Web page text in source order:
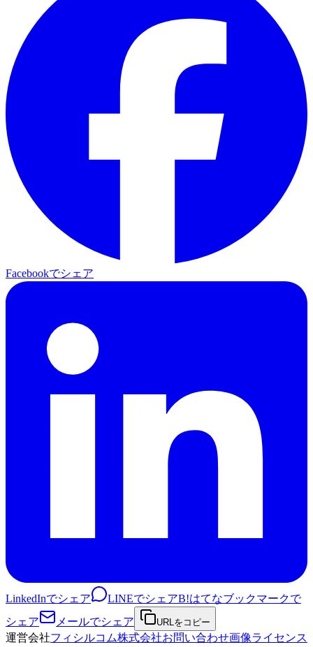
Facebookでシェア
LinkedInでシェア LINEでシェアB!はてなブックマークで
シェア
メールでシェア URLをコピー
運営会社フィシルコム株式会社お問い合わせ画像ライセンス